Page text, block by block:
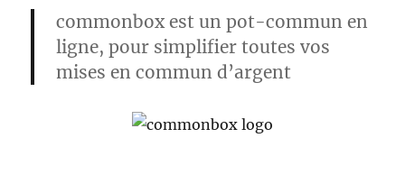
commonboxest un pot-commun en
ligne, pour simplifier toutes vos
mises en commun d’argent